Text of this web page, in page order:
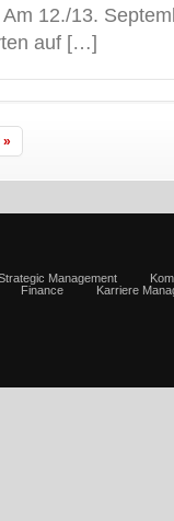
12./13.
auf […]
»
Management
Finance Karriere